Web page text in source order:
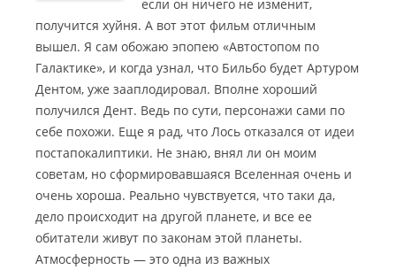
если он ничего не изменит,
получится хуйня. А вот этот фильм отличным
вышел. Я сам обожаю эпопею «Автостопом по
Галактике», и когда узнал, что Бильбо будет Артуром
Дентом, уже зааплодировал. Вполне хороший
получился Дент. Ведь по сути, персонажи сами по
себе похожи. Еще я рад, что Лось отказался от идеи
постапокалиптики. Не знаю, внял ли он моим
советам, но сформировавшаяся Вселенная очень и
очень хороша. Реально чувствуется, что таки да,
дело происходит на другой планете, и все ее
обитатели живут по законам этой планеты.
Атмосферность — это одна из важных